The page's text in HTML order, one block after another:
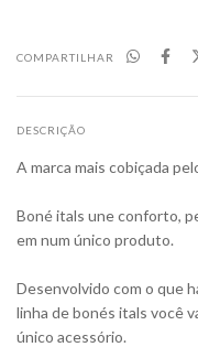
COMPARTILHAR
DESCRIÇÃO
A marca mais cobiçada
Boné itals une conforto,
em num único produto.
Desenvolvido com o que
linha de bonés itals você
único acessório.